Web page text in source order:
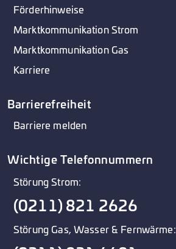
Förderhinweise
Marktkommunikation Strom
Marktkommunikation Gas
Karriere
Barrierefreiheit
Barriere melden
Wichtige Telefonnummern
Störung Strom:
(0211) 821 2626
Störung Gas, Wasser & Fernwärme: